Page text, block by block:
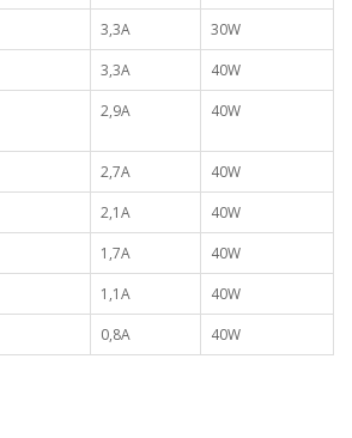
3,3A
30W
3,3A
40W
2,9A 40W
2,7A
40W
2,1A
40W
1,7A
40W
1,1A
40W
0,8A 40W